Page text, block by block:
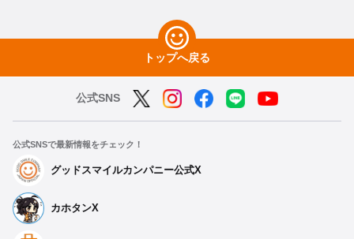
トップへ戻る
公式SNS
公式SNSで最新情報をチェック！
グッドスマイルカンパニー公式X
カホタンX